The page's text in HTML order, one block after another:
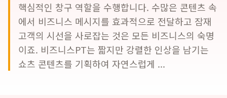
핵심적인 창구 역할을 수행합니다. 수많은 콘텐츠 속
에서 비즈니스 메시지를 효과적으로 전달하고 잠재
고객의 시선을 사로잡는 것은 모든 비즈니스의 숙명
이죠. 비즈니스PT는 짧지만 강렬한 인상을 남기는
쇼츠 콘텐츠를 기획하여 자연스럽게 ...